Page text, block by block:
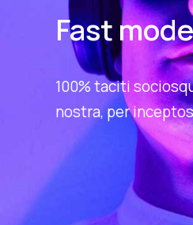
Fast
100% taciti
nostra, per